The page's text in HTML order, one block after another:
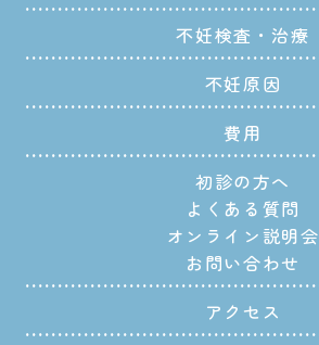
不妊検査・治療
不妊原因
費用
初診の方へ
よくある質問
オンライン説明会
お問い合わせ
アクセス